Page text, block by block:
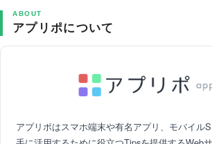
ABOUT
アプリポについて
アプリポはスマホ端末や有名アプリ、モバイル